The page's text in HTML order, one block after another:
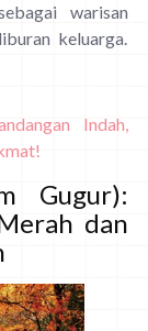
warisan
keluarga.
Indah,
Gugur):
dan